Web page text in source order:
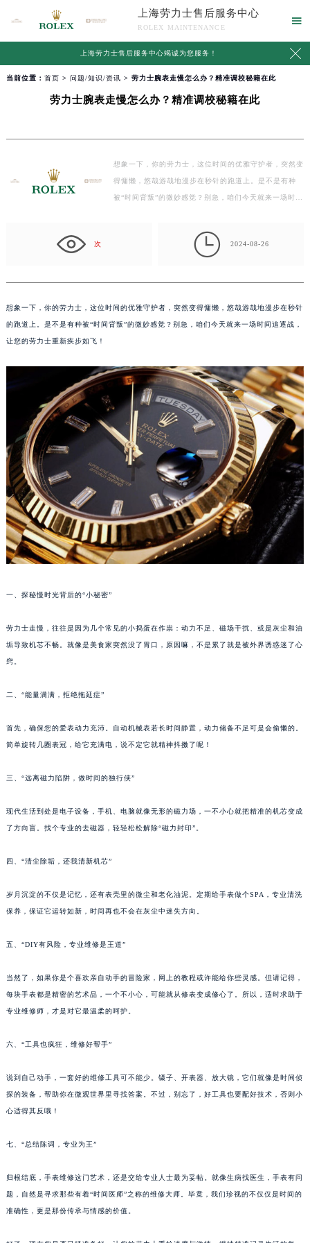
上海劳力士售后服务中心
ROLEX MAINTENANCE

上海劳力士售后服务中心竭诚为您服务！ 
当前位置： 首页 > 问题/知识/资讯 > 劳力士腕表走慢怎么办？精准调校秘籍在此
劳力士腕表走慢怎么办？精准调校秘籍在此
想象一下，你的劳力士，这位时间的优雅守护者，突然变
得慵懒，悠哉游哉地漫步在秒针的跑道上。是不是有种
被“时间背叛”的微妙感觉？别急，咱们今天就来一场时间
次  2024-08-26
想象一下，你的劳力士，这位时间的优雅守护者，突然变得慵懒，悠哉游哉地漫步在秒针
的跑道上。是不是有种被“时间背叛”的微妙感觉？别急，咱们今天就来一场时间追逐战，
让您的劳力士重新疾步如飞！
一、探秘慢时光背后的“小秘密”
劳力士走慢，往往是因为几个常见的小捣蛋在作祟：动力不足、磁场干扰、或是灰尘和油
垢导致机芯不畅。就像是美食家突然没了胃口，原因嘛，不是累了就是被外界诱惑迷了心
窍。
二、“能量满满，拒绝拖延症”
首先，确保您的爱表动力充沛。自动机械表若长时间静置，动力储备不足可是会偷懒的。
简单旋转几圈表冠，给它充满电，说不定它就精神抖擞了呢！
三、“远离磁力陷阱，做时间的独行侠”
现代生活到处是电子设备，手机、电脑就像无形的磁力场，一不小心就把精准的机芯变成
了方向盲。找个专业的去磁器，轻轻松松解除“磁力封印”。
四、“清尘除垢，还我清新机芯”
岁月沉淀的不仅是记忆，还有表壳里的微尘和老化油泥。定期给手表做个SPA，专业清洗
保养，保证它运转如新，时间再也不会在灰尘中迷失方向。
五、“DIY有风险，专业维修是王道”
当然了，如果你是个喜欢亲自动手的冒险家，网上的教程或许能给你些灵感。但请记得，
每块手表都是精密的艺术品，一个不小心，可能就从修表变成修心了。所以，适时求助于
专业维修师，才是对它最温柔的呵护。
六、“工具也疯狂，维修好帮手”
说到自己动手，一套好的维修工具可不能少。镊子、开表器、放大镜，它们就像是时间侦
探的装备，帮助你在微观世界里寻找答案。不过，别忘了，好工具也要配好技术，否则小
心适得其反哦！
七、“总结陈词，专业为王”
归根结底，手表维修这门艺术，还是交给专业人士最为妥帖。就像生病找医生，手表有问
题，自然是寻求那些有着“时间医师”之称的维修大师。毕竟，我们珍视的不仅仅是时间的
准确性，更是那份传承与情感的价值。